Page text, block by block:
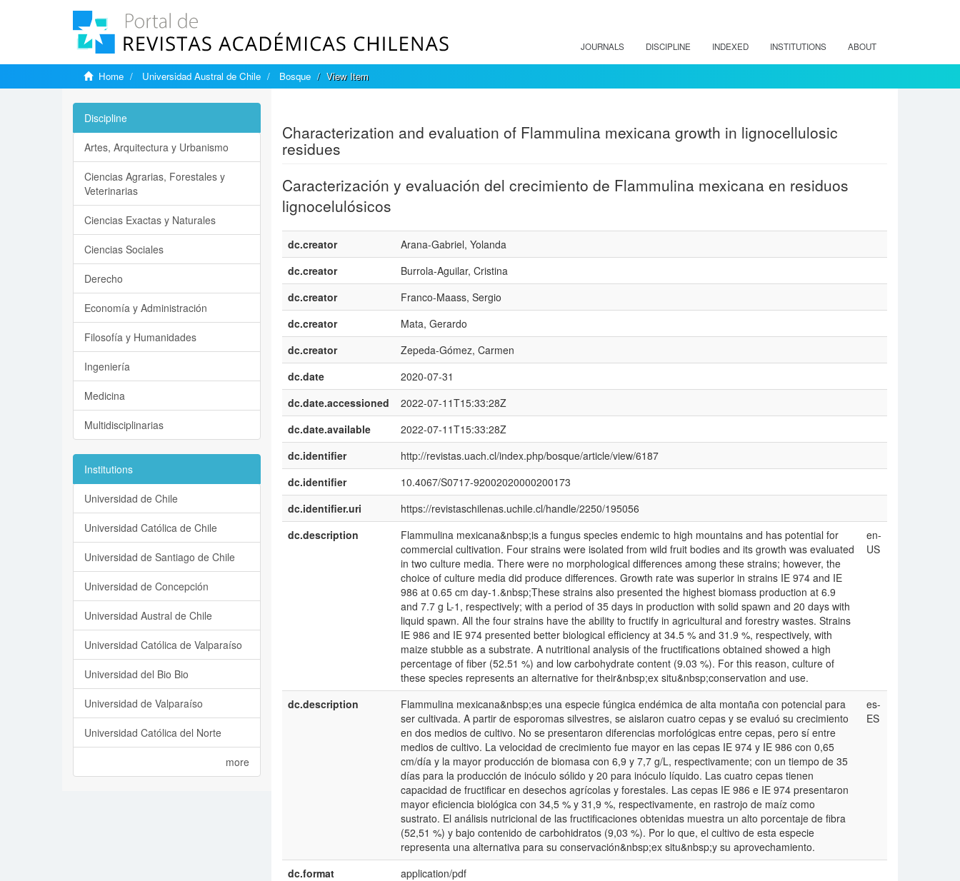
JOURNALS DISCIPLINE INDEXED INSTITUTIONS ABOUT
Home Universidad Austral de Chile Bosque View Item
Characterization and evaluation of Flammulina mexicana growth in lignocellulosic
residues
Caracterización y evaluación del crecimiento de Flammulina mexicana en residuos
lignocelulósicos
dc.creator
Arana-Gabriel, Yolanda
dc.creator
Burrola-Aguilar, Cristina
dc.creator
Franco-Maass, Sergio
dc.creator
Mata, Gerardo
dc.creator
Zepeda-Gómez, Carmen
dc.date
2020-07-31
dc.date.accessioned
2022-07-11T15:33:28Z
dc.date.available
2022-07-11T15:33:28Z
dc.identifier
http://revistas.uach.cl/index.php/bosque/article/view/6187
dc.identifier
10.4067/S0717-92002020000200173
dc.identifier.uri
https://revistaschilenas.uchile.cl/handle/2250/195056
dc.description
Flammulina mexicana&nbsp;is a fungus species endemic to high mountains and has potential for
commercial cultivation. Four strains were isolated from wild fruit bodies and its growth was evaluated
in two culture media. There were no morphological differences among these strains; however, the
choice of culture media did produce differences. Growth rate was superior in strains IE 974 and IE
986 at 0.65 cm day-1.&nbsp;These strains also presented the highest biomass production at 6.9
and 7.7 g L-1, respectively; with a period of 35 days in production with solid spawn and 20 days with
liquid spawn. All the four strains have the ability to fructify in agricultural and forestry wastes. Strains
IE 986 and IE 974 presented better biological efficiency at 34.5 % and 31.9 %, respectively, with
maize stubble as a substrate. A nutritional analysis of the fructifications obtained showed a high
percentage of fiber (52.51 %) and low carbohydrate content (9.03 %). For this reason, culture of
these species represents an alternative for their&nbsp;ex situ&nbsp;conservation and use.
en-
US
dc.description
Flammulina mexicana&nbsp;es una especie fúngica endémica de alta montaña con potencial para
ser cultivada. A partir de esporomas silvestres, se aislaron cuatro cepas y se evaluó su crecimiento
en dos medios de cultivo. No se presentaron diferencias morfológicas entre cepas, pero sí entre
medios de cultivo. La velocidad de crecimiento fue mayor en las cepas IE 974 y IE 986 con 0,65
cm/día y la mayor producción de biomasa con 6,9 y 7,7 g/L, respectivamente; con un tiempo de 35
días para la producción de inóculo sólido y 20 para inóculo líquido. Las cuatro cepas tienen
capacidad de fructificar en desechos agrícolas y forestales. Las cepas IE 986 e IE 974 presentaron
mayor eficiencia biológica con 34,5 % y 31,9 %, respectivamente, en rastrojo de maíz como
sustrato. El análisis nutricional de las fructificaciones obtenidas muestra un alto porcentaje de fibra
(52,51 %) y bajo contenido de carbohidratos (9,03 %). Por lo que, el cultivo de esta especie
representa una alternativa para su conservación&nbsp;ex situ&nbsp;y su aprovechamiento.
es-
ES
dc.format
application/pdf
Discipline
Artes, Arquitectura y Urbanismo
Ciencias Agrarias, Forestales y
Veterinarias
Ciencias Exactas y Naturales
Ciencias Sociales
Derecho
Economía y Administración
Filosofía y Humanidades
Ingeniería
Medicina
Multidisciplinarias
Institutions
Universidad de Chile
Universidad Católica de Chile
Universidad de Santiago de Chile
Universidad de Concepción
Universidad Austral de Chile
Universidad Católica de Valparaíso
Universidad del Bio Bio
Universidad de Valparaíso
Universidad Católica del Norte
more